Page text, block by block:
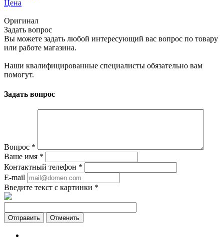
Цена
Оригинал
Задать вопрос
Вы можете задать любой интересующий вас вопрос по товару
или работе магазина.
Наши квалифицированные специалисты обязательно вам
помогут.
Задать вопрос
Вопрос *
Ваше имя *
Контактный телефон *
E-mail
Введите текст с картинки *
Отменить